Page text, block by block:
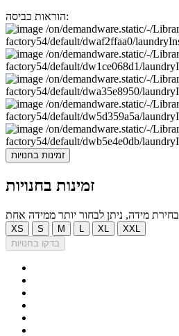
הוראות כביסה:
זמינות בחנויות
זמינות בחנויות
בחירת מידה, ניתן לבחור יותר ממידה אחת
XS S M XL
XXL
בדקו בחנויות